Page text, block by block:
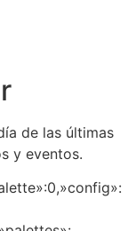
de las últimas
y eventos.